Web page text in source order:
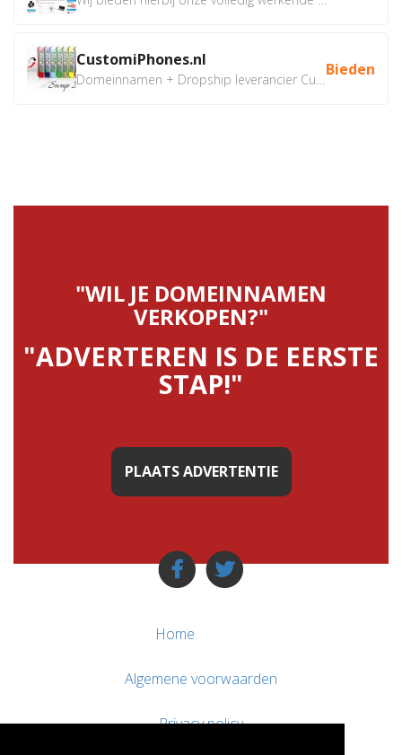
CustomiPhones.nl Bieden
"WIL JE DOMEINNAMEN
VERKOPEN?"
"ADVERTEREN IS DE EERSTE
STAP!"
PLAATS ADVERTENTIE
Home
Algemene voorwaarden
Privacy policy